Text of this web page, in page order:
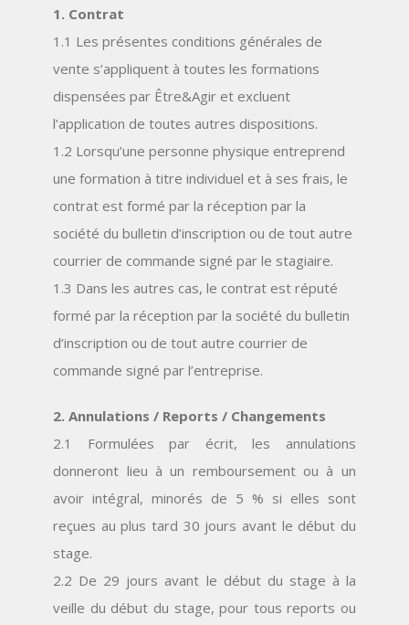
1. Contrat
1.1 Les présentes conditions générales de
vente s’appliquent à toutes les formations
dispensées par Être&Agir et excluent
l’application de toutes autres dispositions.
1.2 Lorsqu’une personne physique entreprend
une formation à titre individuel et à ses frais, le
contrat est formé par la réception par la
société du bulletin d’inscription ou de tout autre
courrier de commande signé par le stagiaire.
1.3 Dans les autres cas, le contrat est réputé
formé par la réception par la société du bulletin
d’inscription ou de tout autre courrier de
commande signé par l’entreprise.
2. Annulations / Reports / Changements
2.1 Formulées par écrit, les annulations
donneront lieu à un remboursement ou à un
avoir intégral, minorés de 5 % si elles sont
reçues au plus tard 30 jours avant le début du
stage.
2.2 De 29 jours avant le début du stage à la
veille du début du stage, pour tous reports ou